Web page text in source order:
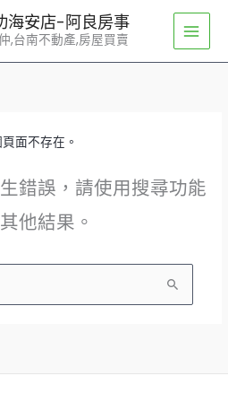
海安店-阿良房事
,台南不動產,房屋買賣
面不存在。
錯誤，請使用搜尋功能
他結果。